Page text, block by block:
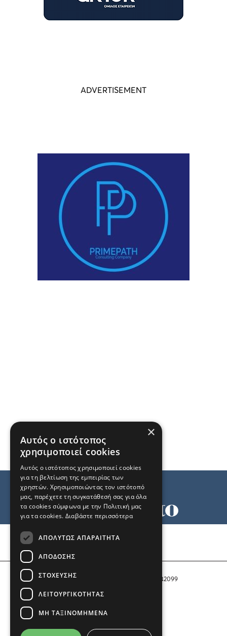
Αριθμός Πιστοποίησης Μ.Η.Τ. 242099
COPYRIGHT © 2026 Το Μανιφέστο
×
Αυτός ο ιστότοπος
χρησιμοποιεί cookies
Αυτός ο ιστότοπος χρησιμοποιεί cookies
για τη βελτίωση της εμπειρίας των
χρηστών. Χρησιμοποιώντας τον ιστότοπό
μας, παρέχετε τη συγκατάθεσή σας για όλα
τα cookies σύμφωνα με την Πολιτική μας
για τα cookies. Διαβάστε περισσότερα
ΑΠΟΛΎΤΩΣ ΑΠΑΡΑΊΤΗΤΑ
ΑΠΌΔΟΣΗΣ
ΣΤΌΧΕΥΣΗΣ
ΛΕΙΤΟΥΡΓΙΚΌΤΗΤΑΣ
ΜΗ ΤΑΞΙΝΟΜΗΜΈΝΑ